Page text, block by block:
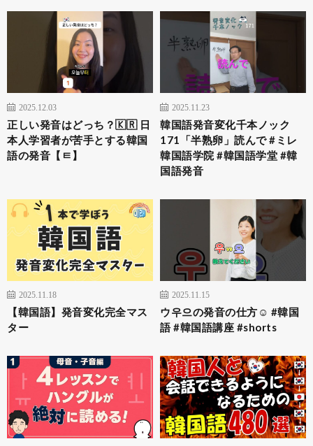
2025.12.03
正しい発音はどっち？🇰🇷 日
本人学習者が苦手とする韓国
語の発音【ㅌ】
2025.11.23
韓国語発音変化千本ノック
171「半熟卵」読んで #ミレ
韓国語学院 #韓国語学堂 #韓
国語発音
2025.11.18
【韓国語】発音変化完全マス
ター
2025.11.15
ウ우으の発音の仕方☺️ #韓国
語 #韓国語講座 #shorts